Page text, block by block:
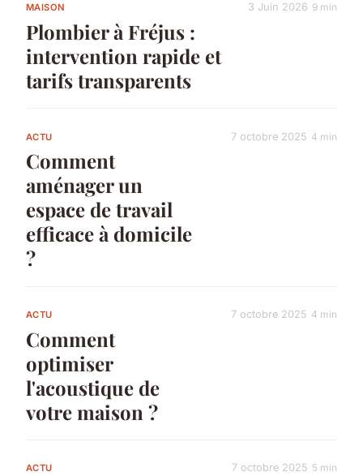
MAISON
Plombier à Fréjus :
intervention rapide et
tarifs transparents
3 Juin 2026 9 min
ACTU
Comment
aménager un
espace de travail
efficace à domicile
?
7 octobre 2025 4 min
ACTU
Comment
optimiser
l'acoustique de
votre maison ?
7 octobre 2025 4 min
ACTU 7 octobre 2025 5 min